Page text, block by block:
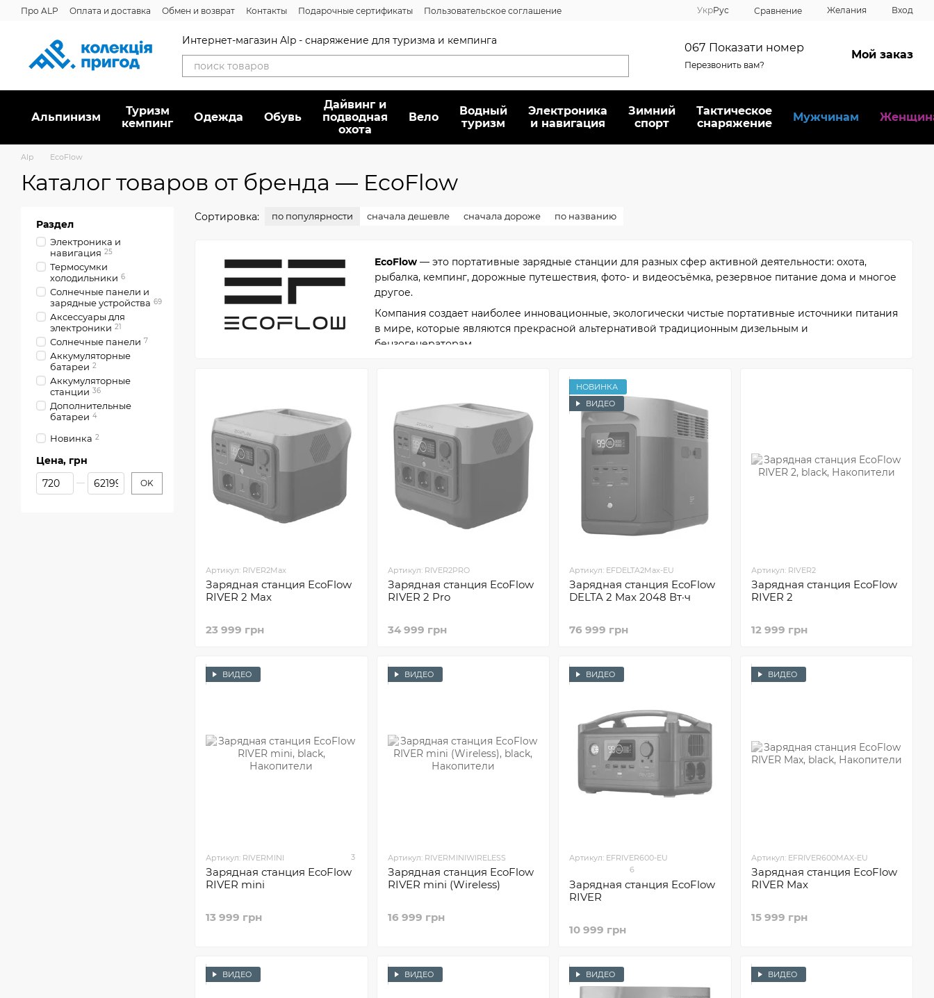
Перейти к основному контенту
Про ALP Оплата и доставка Обмен и возврат Контакты Подарочные сертификаты
Пользовательское соглашение
УкрРус Сравнение Желания Вход
Интернет-магазин Alp - снаряжение для туризма и кемпинга
067 Показати номер
Перезвонить вам?
Мой заказ
Альпинизм
Туризм
кемпинг
Oдежда Обувь
Дайвинг и
подводная
охота
Вело
Водный
туризм
Электроника
и навигация
Зимний
спорт
Тактическое
снаряжение
Мужчинам
Alp EcoFlow
Каталог товаров от бренда — EcoFlow
Сортировка: по популярности сначала дешевле сначала дороже по названию
EcoFlow — это портативные зарядные станции для разных сфер активной деятельности: охота,
рыбалка, кемпинг, дорожные путешествия, фото- и видеосъёмка, резервное питание дома и многое
другое.
Компания создает наиболее инновационные, экологически чистые портативные источники питания
в мире, которые являются прекрасной альтернативой традиционным дизельным и
бензогенераторам.
промышленных масштабов (DELTA), а также аксессуары для построения индивидуальной
Технологии EcoFlow открывают новые возможности формирования индивидуальных систем
энергонезависимости. Портативные зарядные станции, солнечные панели, дополнительные
батареи, умный генератор и другие технологические решения — это о возможности иметь доступ к
электроэнергии в любом месте: бесперебойно, системно, мощно, экологично и экономично.
Артикул: RIVER2Max
Зарядная станция EcoFlow
RIVER 2 Max
23 999 грн
Артикул: RIVER2PRO
Зарядная станция EcoFlow
RIVER 2 Pro
34 999 грн
НОВИНКА
ВИДЕО
Артикул: EFDELTA2Max-EU
Зарядная станция EcoFlow
DELTA 2 Max 2048 Вт·ч
76 999 грн
Артикул: RIVER2
Зарядная станция EcoFlow
RIVER 2
12 999 грн
ВИДЕО
Артикул: RIVERMINI 3
Зарядная станция EcoFlow
RIVER mini
13 999 грн
ВИДЕО
Артикул: RIVERMINIWIRELESS
Зарядная станция EcoFlow
RIVER mini (Wireless)
16 999 грн
ВИДЕО
Артикул: EFRIVER600-EU
6
Зарядная станция EcoFlow
RIVER
10 999 грн
ВИДЕО
Артикул: EFRIVER600MAX-EU
Зарядная станция EcoFlow
RIVER Max
15 999 грн
ВИДЕО ВИДЕО ВИДЕО ВИДЕО
Раздел
Электроника и
навигация 25
Термосумки
холодильники 6
Солнечные панели и
зарядные устройства 69
Аксессуары для
электроники 21
Солнечные панели 7
Аккумуляторные
батареи 2
Аккумуляторные
станции 36
Дополнительные
батареи 4
Новинка 2
Цена, грн
От Цена, грн
До Цена, грн OK